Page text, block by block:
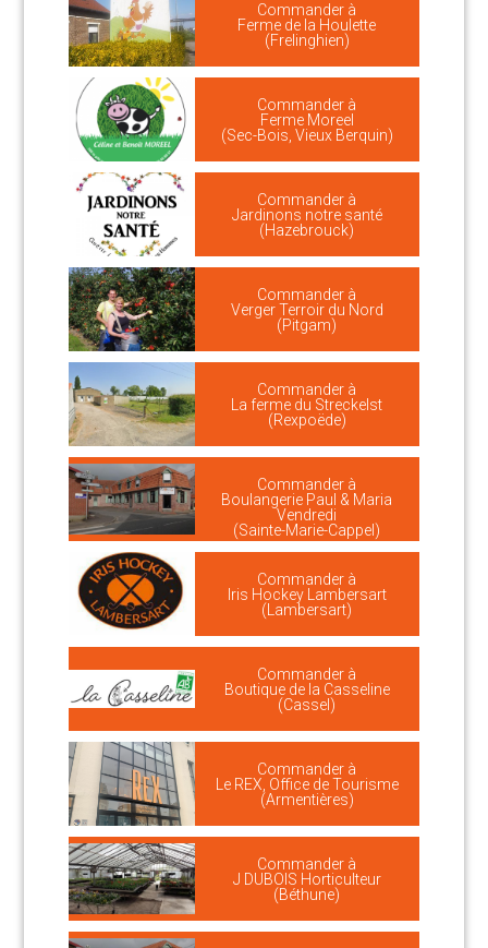
Commander à
Ferme de la Houlette
(Frelinghien)
Commander à
Ferme Moreel
(Sec-Bois, Vieux Berquin)
Commander à
Jardinons notre santé
(Hazebrouck)
Commander à
Verger Terroir du Nord
(Pitgam)
Commander à
La ferme du Streckelst
(Rexpoëde)
Commander à
Boulangerie Paul & Maria
Vendredi
(Sainte-Marie-Cappel)
Commander à
Iris Hockey Lambersart
(Lambersart)
Commander à
Boutique de la Casseline
(Cassel)
Commander à
Le REX, Office de Tourisme
(Armentières)
Commander à
J DUBOIS Horticulteur
(Béthune)